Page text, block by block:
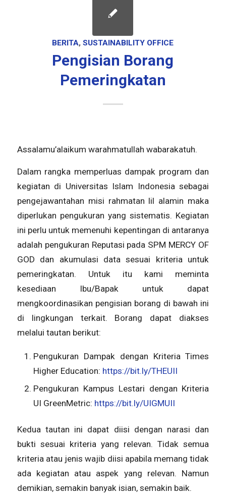
BERITA,SUSTAINABILITY OFFICE
Pengisian Borang
Pemeringkatan
Assalamu’alaikum warahmatullah wabarakatuh.
Dalam rangka memperluas dampak program dan
kegiatan di Universitas Islam Indonesia sebagai
pengejawantahan misi rahmatan lil alamin maka
diperlukan pengukuran yang sistematis. Kegiatan
ini perlu untuk memenuhi kepentingan di antaranya
adalah pengukuran Reputasi pada SPM MERCY OF
GOD dan akumulasi data sesuai kriteria untuk
pemeringkatan. Untuk itu kami meminta
kesediaan Ibu/Bapak untuk dapat
mengkoordinasikan pengisian borang di bawah ini
di lingkungan terkait. Borang dapat diakses
melalui tautan berikut:
Pengukuran Dampak dengan Kriteria Times
Higher Education: https://bit.ly/THEUII
Pengukuran Kampus Lestari dengan Kriteria
UI GreenMetric: https://bit.ly/UIGMUII
Kedua tautan ini dapat diisi dengan narasi dan
bukti sesuai kriteria yang relevan. Tidak semua
kriteria atau jenis wajib diisi apabila memang tidak
ada kegiatan atau aspek yang relevan. Namun
demikian, semakin banyak isian, semakin baik.